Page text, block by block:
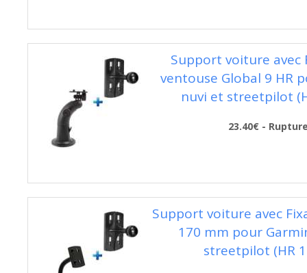
Support voiture avec
ventouse Global 9 HR
nuvi et streetpilot
23.40€ -
Support voiture avec
170 mm pour
streetpilot (HR